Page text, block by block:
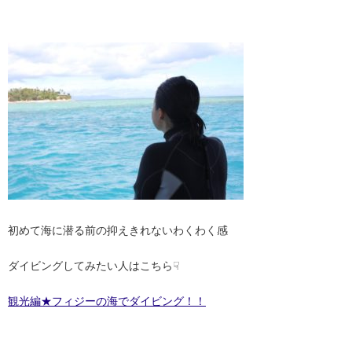
初めて海に潜る前の抑えきれないわくわく感
ダイビングしてみたい人はこちら☟
観光編★フィジーの海でダイビング！！